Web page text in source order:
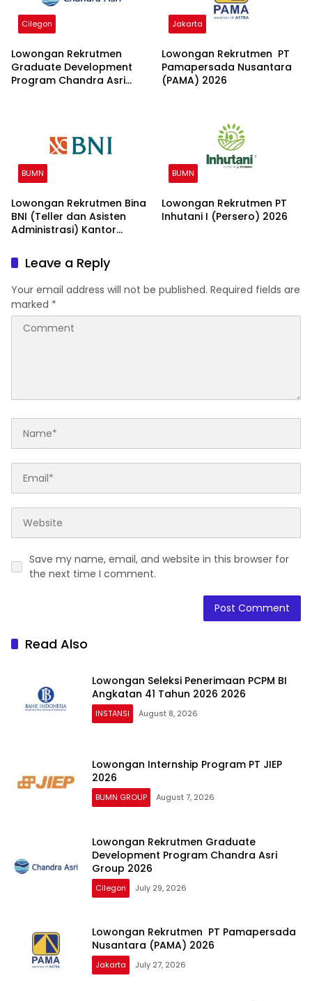
Cilegon
Lowongan Rekrutmen
Graduate Development
Program Chandra Asri
Jakarta
Lowongan Rekrutmen PT
Pamapersada Nusantara
(PAMA) 2026
BUMN
Lowongan Rekrutmen Bina
BNI (Teller dan Asisten
Administrasi) Kantor
BUMN
Lowongan Rekrutmen PT
Inhutani I (Persero) 2026
Leave a Reply
Your email address will not be published. Required fields are
marked *
Save my name, email, and website in this browser for
the next time I comment.
Read Also
Lowongan Seleksi Penerimaan PCPM BI
Angkatan 41 Tahun 2026 2026
INSTANSI August 8, 2026
Lowongan Internship Program PT JIEP
2026
BUMN GROUP August 7, 2026
Lowongan Rekrutmen Graduate
Development Program Chandra Asri
Group 2026
Cilegon July 29, 2026
Lowongan Rekrutmen PT Pamapersada
Nusantara (PAMA) 2026
Jakarta July 27, 2026